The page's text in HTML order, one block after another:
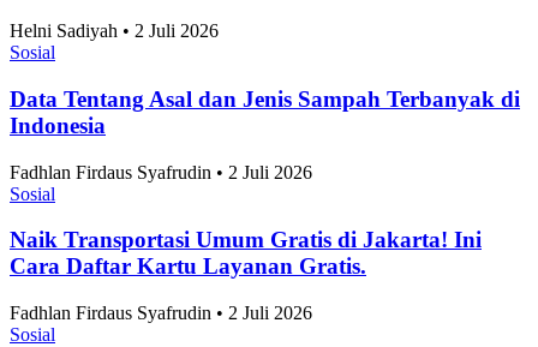
Helni Sadiyah • 2 Juli 2026
Sosial
Data Tentang Asal dan Jenis Sampah Terbanyak di
Indonesia
Fadhlan Firdaus Syafrudin • 2 Juli 2026
Sosial
Naik Transportasi Umum Gratis di Jakarta! Ini
Cara Daftar Kartu Layanan Gratis.
Fadhlan Firdaus Syafrudin • 2 Juli 2026
Sosial